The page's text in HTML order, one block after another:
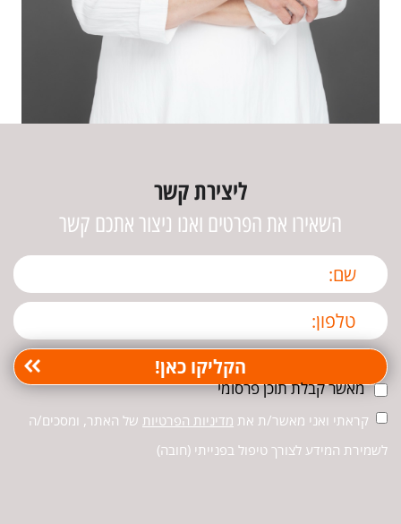
ליצירת קשר
השאירו את הפרטים ואנו ניצור אתכם קשר
מאשר קבלת תוכן פרסומי
קראתי ואני מאשר/ת את מדיניות הפרטיות של האתר, ומסכים/ה
לשמירת המידע לצורך טיפול בפנייתי (חובה)